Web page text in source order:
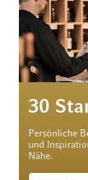
30
Persönliche
und
Nähe.